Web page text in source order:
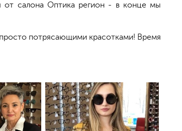
от салона Оптика регион - в конце мы
потрясающими красотками! Время